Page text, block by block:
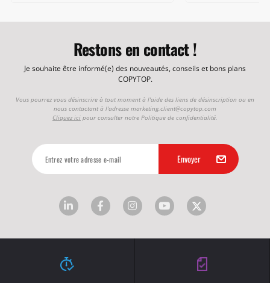
Restons en contact !
Je souhaite être informé(e) des nouveautés, conseils et bons plans
COPYTOP.
Vous pourrez vous désinscrire à tout moment à l'aide des liens de désinscription ou en
nous contactant à l'adresse marketing.client@copytop.com
Cliquez ici pour consulter notre Politique de confidentialité.